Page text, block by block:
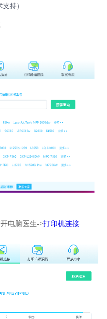
持）
电脑医生->打印机连接